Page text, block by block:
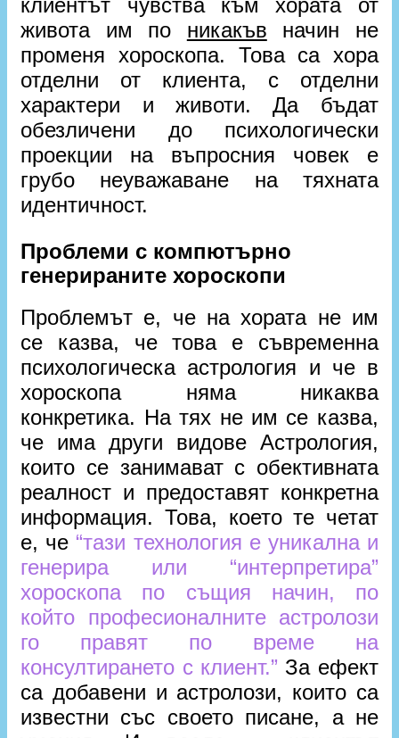
клиентът чувства към хората от
живота им по никакъв начин не
променя хороскопа. Това са хора
отделни от клиента, с отделни
характери и животи. Да бъдат
обезличени до психологически
проекции на въпросния човек е
грубо неуважаване на тяхната
идентичност.
Проблеми с компютърно
генерираните хороскопи
Проблемът е, че на хората не им
се казва, че това е съвременна
психологическа астрология и че в
хороскопа няма никаква
конкретика. На тях не им се казва,
че има други видове Астрология,
които се занимават с обективната
реалност и предоставят конкретна
информация. Това, което те четат
е, че “тази технология е уникална и
генерира или “интерпретира”
хороскопа по същия начин, по
който професионалните астролози
го правят по време на
консултирането с клиент.” За ефект
са добавени и астролози, които са
известни със своето писане, а не